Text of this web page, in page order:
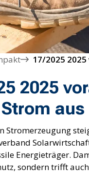
2025
Stromerzeugung
Energieträger.
sondern trifft